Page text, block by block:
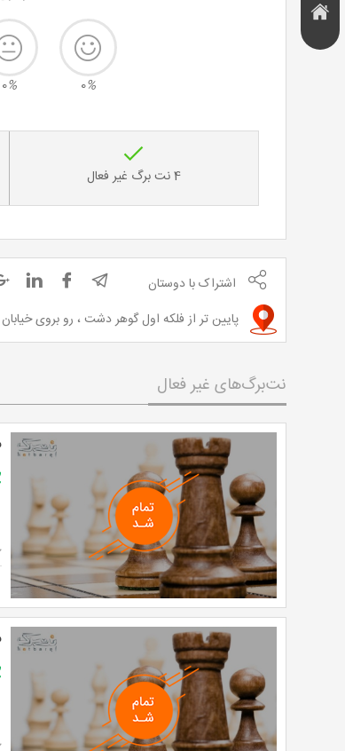
تخفیف
هتل و
اقامتگاه
0%
0%
4 نت برگ غیر فعال
اشتراک با دوستان
پایین تر از فلکه اول گوهر دشت ، رو بروی خیابان
نت‌برگ‌های غیر فعال